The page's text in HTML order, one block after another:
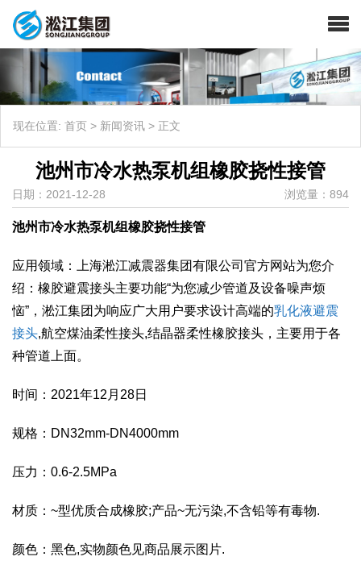
现在位置: 首页 > 新闻资讯 > 正文
池州市冷水热泵机组橡胶挠性接管
日期：2021-12-28 浏览量：894
池州市冷水热泵机组橡胶挠性接管
应用领域：上海淞江减震器集团有限公司官方网站为您介
绍：橡胶避震接头主要功能“为您减少管道及设备噪声烦
恼”，淞江集团为响应广大用户要求设计高端的乳化液避震
接头,航空煤油柔性接头,结晶器柔性橡胶接头，主要用于各
种管道上面。
时间：2021年12月28日
规格：DN32mm-DN4000mm
压力：0.6-2.5MPa
材质：~型优质合成橡胶;产品~无污染,不含铅等有毒物.
颜色：黑色,实物颜色见商品展示图片.